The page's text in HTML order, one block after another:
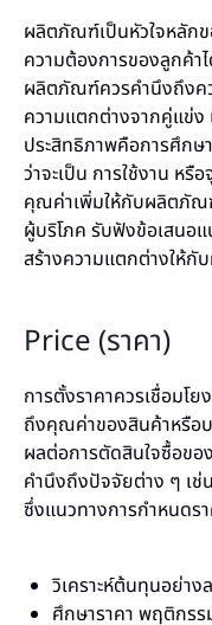
ผลิตภัณฑ์เป็นหัวใจหลัก
ความต้องการของลูกค้
ผลิตภัณฑ์ควรคำนึงถึงค
ความแตกต่างจากคู่แข่
ประสิทธิภาพคือการศึกษ
ว่าจะเป็น การใช้งาน หรื
คุณค่าเพิ่มให้กับผลิตภัณ
ผู้บริโภค รับฟังข้อเสนอแ
สร้างความแตกต่างให้กั
Price (ราคา)
การตั้งราคาควรเชื่อมโ
ถึงคุณค่าของสินค้าหรือ
ผลต่อการตัดสินใจซื้อข
คำนึงถึงปัจจัยต่าง ๆ เ
ซึ่งแนวทางการกำหนดร
วิเคราะห์ต้นทุนอย่าง
ศึกษาราคา พฤติกรร